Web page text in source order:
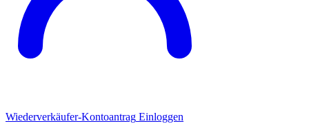
Wiederverkäufer-Kontoantrag Einloggen